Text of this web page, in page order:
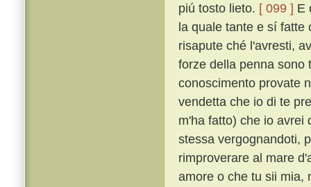
piú tosto lieto. [ 099 ] E
la quale tante e sí fatte
risapute ché l'avresti,
forze della penna sono
conoscimento provate
vendetta che io di te
m'ha fatto) che io avrei
stessa vergognandoti,
rimproverare al mare
amore o che tu sii mia,